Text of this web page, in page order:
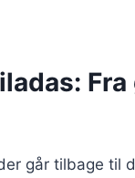
går tilbage til